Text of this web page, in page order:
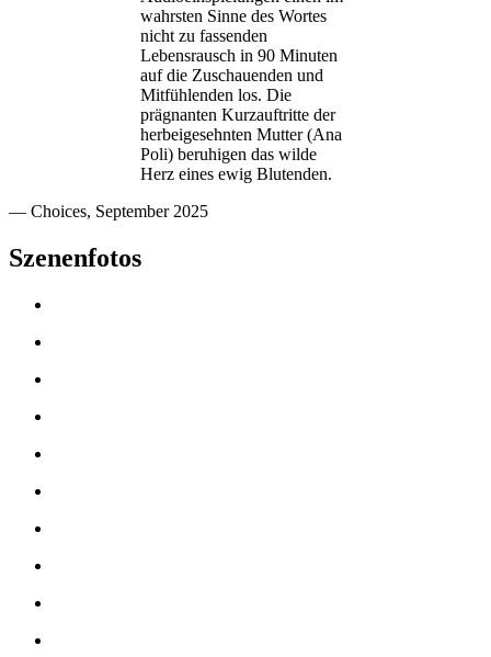
wahrsten Sinne des Wortes
nicht zu fassenden
Lebensrausch in 90 Minuten
auf die Zuschauenden und
Mitfühlenden los. Die
prägnanten Kurzauftritte der
herbeigesehnten Mutter (Ana
Poli) beruhigen das wilde
Herz eines ewig Blutenden.
— Choices, September 2025
Szenenfotos